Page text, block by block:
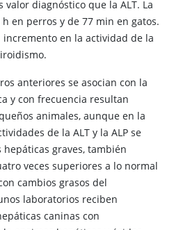
diagnóstico que la ALT. La
en perros y de 77 min en gatos.
en la actividad de la
anteriores se asocian con la
y con frecuencia resultan
animales, aunque en la
de la ALT y la ALP se
graves, también
veces superiores a lo normal
cambios grasos del
laboratorios reciben
caninas con